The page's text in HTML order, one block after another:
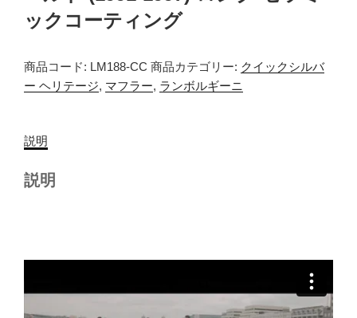
ックコーティング
商品コード: LM188-CC 商品カテゴリー: クイックシルバ
ー ヘリテージ, マフラー, ランボルギーニ
説明
説明